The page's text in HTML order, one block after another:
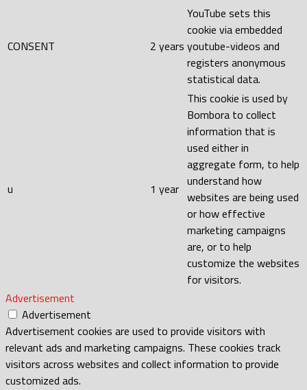
CONSENT 2 years
YouTube sets this
cookie via embedded
youtube-videos and
registers anonymous
statistical data.
u 1 year
This cookie is used by
Bombora to collect
information that is
used either in
aggregate form, to help
understand how
websites are being used
or how effective
marketing campaigns
are, or to help
customize the websites
for visitors.
Advertisement
Advertisement
Advertisement cookies are used to provide visitors with
relevant ads and marketing campaigns. These cookies track
visitors across websites and collect information to provide
customized ads.